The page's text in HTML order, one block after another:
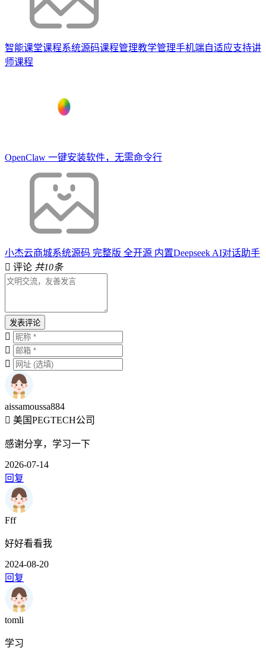
智能课堂课程系统源码课程管理教学管理手机端自适应支持讲
师课程
OpenClaw 一键安装软件，无需命令行
小杰云商城系统源码 完整版 全开源 内置Deepseek AI对话助手
评论 共10条
发表评论
aissamoussa884
美国PEGTECH公司
感谢分享，学习一下
2026-07-14
回复
Fff
好好看看我
2024-08-20
回复
tomli
学习